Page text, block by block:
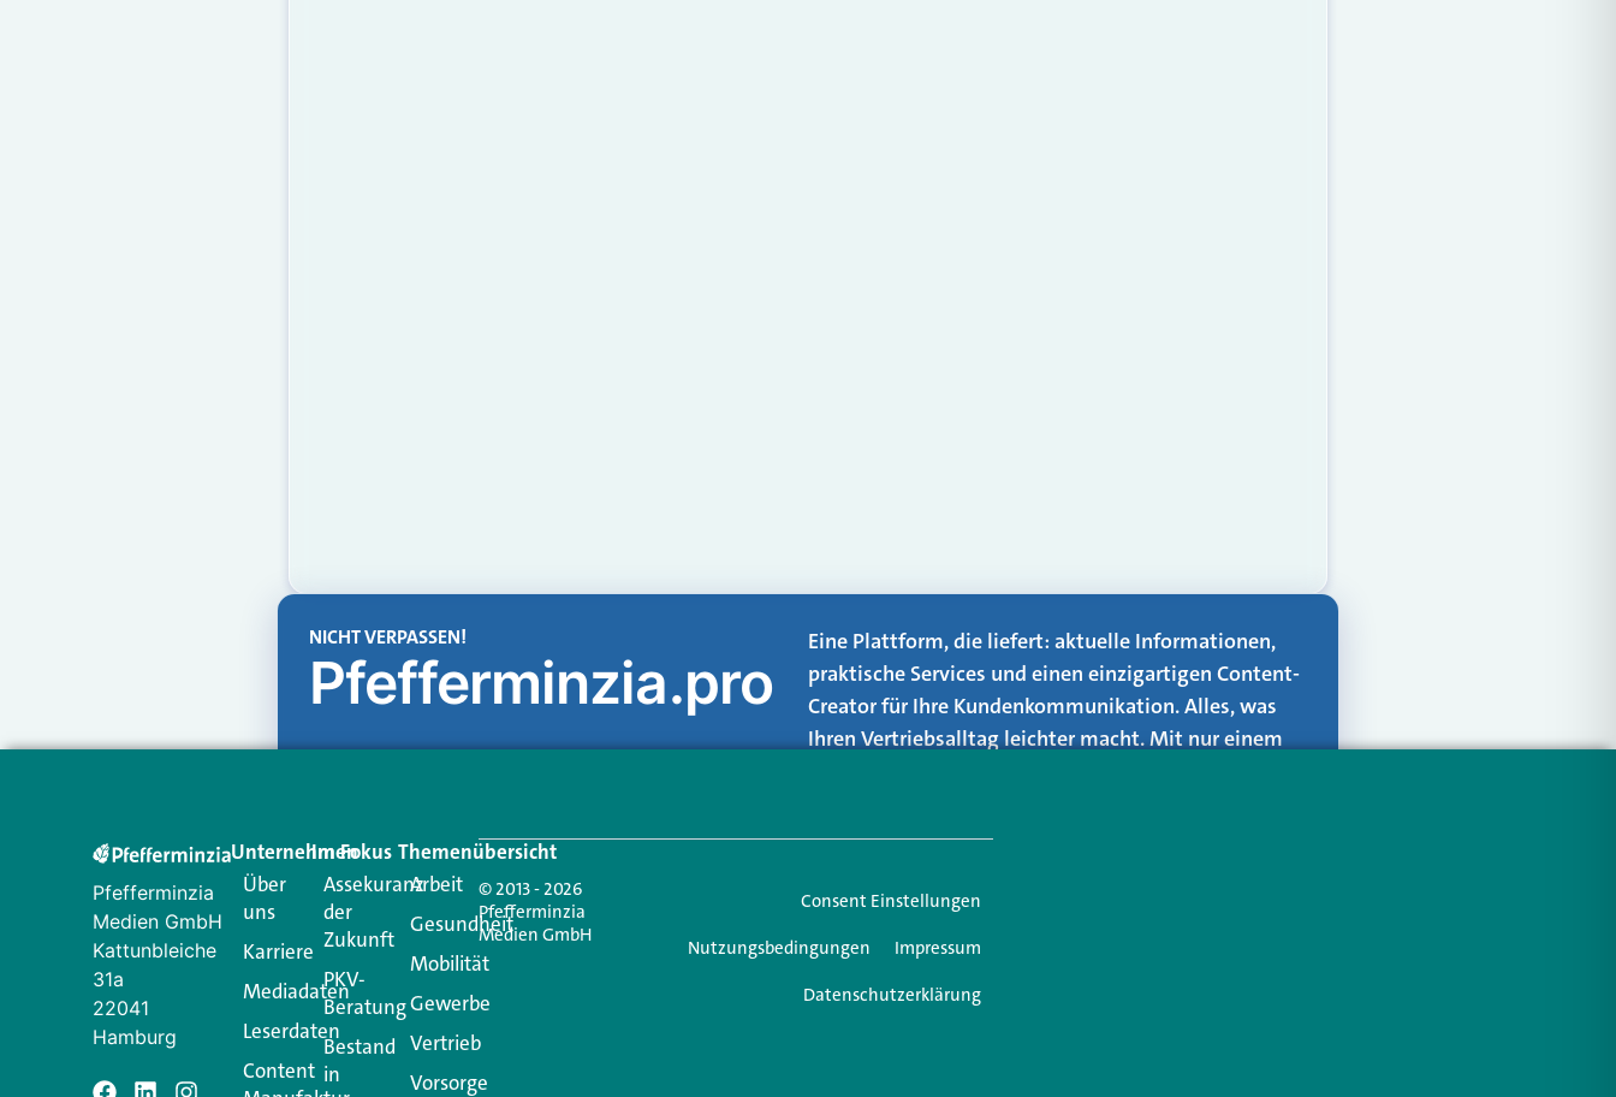
NICHT VERPASSEN!
Pfefferminzia.pro
Eine Plattform, die liefert: aktuelle Informationen,
praktische Services und einen einzigartigen Content-
Creator für Ihre Kundenkommunikation. Alles, was
Ihren Vertriebsalltag leichter macht. Mit nur einem
Pfefferminzia
Medien GmbH
Kattunbleiche
31a
22041
Hamburg
Unternehmen
Über
uns
Karriere
Mediadaten
Leserdaten
Content
Im Fokus
Assekuranz
der
Zukunft
PKV-
Beratung
Bestand
in
Themenübersicht
Arbeit
Gesundheit
Mobilität
Gewerbe
Vertrieb
Vorsorge
© 2013 - 2026
Pfefferminzia
Medien GmbH
Consent Einstellungen
Nutzungsbedingungen
Impressum
Datenschutzerklärung